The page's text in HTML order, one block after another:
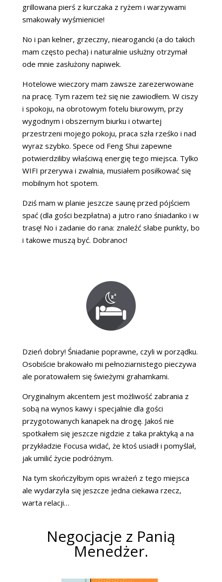
grillowana pierś z kurczaka z ryżem i warzywami
smakowały wyśmienicie!
No i pan kelner, grzeczny, niearogancki (a do takich
mam często pecha) i naturalnie usłużny otrzymał
ode mnie zasłużony napiwek.
Hotelowe wieczory mam zawsze zarezerwowane
na pracę. Tym razem też się nie zawiodłem. W ciszy
i spokoju, na obrotowym fotelu biurowym, przy
wygodnym i obszernym biurku i otwartej
przestrzeni mojego pokoju, praca szła rześko i nad
wyraz szybko. Spece od Feng Shui zapewne
potwierdziliby właściwą energię tego miejsca. Tylko
WIFI przerywa i zwalnia, musiałem posiłkować się
mobilnym hot spotem.
Dziś mam w planie jeszcze saunę przed pójściem
spać (dla gości bezpłatna) a jutro rano śniadanko i w
trasę! No i zadanie do rana: znaleźć słabe punkty, bo
i takowe muszą być. Dobranoc!
Dzień dobry! Śniadanie poprawne, czyli w porządku.
Osobiście brakowało mi pełnoziarnistego pieczywa
ale poratowałem się świeżymi grahamkami.
Oryginalnym akcentem jest możliwość zabrania z
sobą na wynos kawy i specjalnie dla gości
przygotowanych kanapek na drogę. Jakoś nie
spotkałem się jeszcze nigdzie z taka praktyką a na
przykładzie Focusa widać, że ktoś usiadł i pomyślał,
jak umilić życie podróżnym.
Na tym skończyłbym opis wrażeń z tego miejsca
ale wydarzyła się jeszcze jedna ciekawa rzecz,
warta relacji…
Negocjacje z Panią
Menedżer.